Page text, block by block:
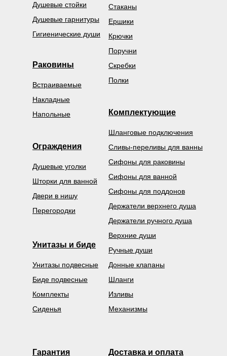
Душевые гарнитуры
Гигиенические души
Поручни
Скребки
Полки
Стаканы
Ершики
Верхние души
Ручные души
Крючки
Сифоны для поддонов
Держатели верхнего душа
Держатели ручного душа
Механизмы
Донные клапаны
Шланги
Изливы
Сливы-переливы для ванны
Сифоны для ванной
Шланговые подключения
Сифоны для раковины
Унитазы и биде
Унитазы подвесные
Биде подвесные
Комплекты
Раковины
Встраиваемые
Накладные
Напольные
Ограждения
Душевые уголки
Шторки для ванной
Двери в нишу
Перегородки
Комплектующие
Доставка и оплата
Гарантия
Душевые стойки
Сиденья